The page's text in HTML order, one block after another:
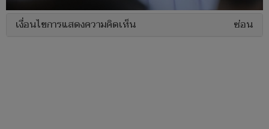
เงื่อนไขการแสดงความคิดเห็น ซ่อน